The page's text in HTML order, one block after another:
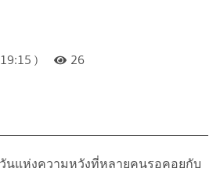
)
26
นแห่งความหวังที่หลายคนรอคอยกับ